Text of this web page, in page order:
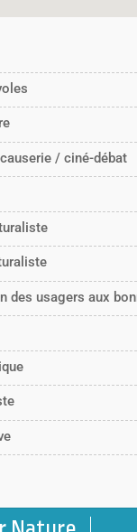
/ ciné-débat
des usagers aux